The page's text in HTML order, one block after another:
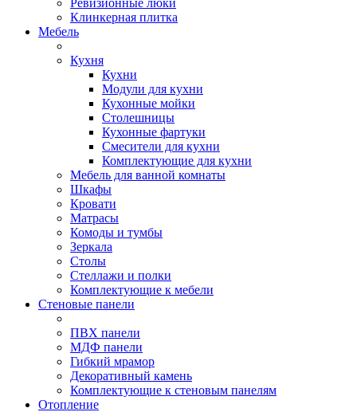
Ревизионные люки
Клинкерная плитка
Мебель
Кухня
Кухни
Модули для кухни
Кухонные мойки
Столешницы
Кухонные фартуки
Смесители для кухни
Комплектующие для кухни
Мебель для ванной комнаты
Шкафы
Кровати
Матрасы
Комоды и тумбы
Зеркала
Столы
Стеллажи и полки
Комплектующие к мебели
Стеновые панели
ПВХ панели
МДФ панели
Гибкий мрамор
Декоративный камень
Комплектующие к стеновым панелям
Отопление